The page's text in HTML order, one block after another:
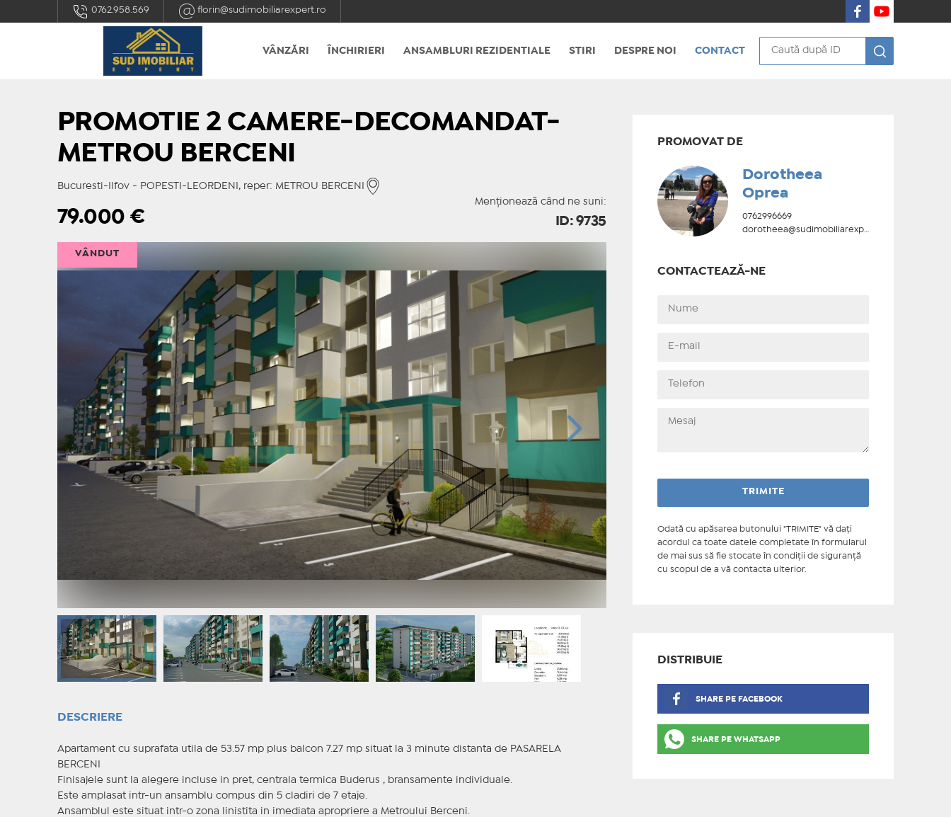
0762.958.569 florin@sudimobiliarexpert.ro
VÂNZĂRI ÎNCHIRIERI ANSAMBLURI REZIDENTIALE STIRI DESPRE NOI CONTACT
PROMOTIE 2 CAMERE-DECOMANDAT-
METROU BERCENI
Bucuresti-Ilfov - POPESTI-LEORDENI, reper: METROU BERCENI
Menționează când ne suni:
79.000€ ID: 9735
VÂNDUT
DESCRIERE
Apartament cu suprafata utila de 53.57 mp plus balcon 7.27 mp situat la 3 minute distanta de PASARELA
BERCENI
Finisajele sunt la alegere incluse in pret, centrala termica Buderus , bransamente individuale.
Este amplasat intr-un ansamblu compus din 5 cladiri de 7 etaje.
Ansamblul este situat intr-o zona linistita in imediata apropriere a Metroului Berceni.
PROMOVAT DE
Dorotheea
Oprea
0762996669
dorotheea@sudimobiliarexpert.ro
CONTACTEAZĂ-NE
Odată cu apăsarea butonului "TRIMITE" vă daţi
acordul ca toate datele completate în formularul
de mai sus să fie stocate în condiţii de siguranţă
cu scopul de a vă contacta ulterior.
DISTRIBUIE
SHARE PE FACEBOOK
SHARE PE WHATSAPP